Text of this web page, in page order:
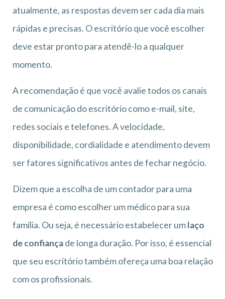
atualmente, as respostas devem ser cada dia mais
rápidas e precisas. O escritório que você escolher
deve estar pronto para atendê-lo a qualquer
momento.
A recomendação é que você avalie todos os canais
de comunicação do escritório como e-mail, site,
redes sociais e telefones. A velocidade,
disponibilidade, cordialidade e atendimento devem
ser fatores significativos antes de fechar negócio.
Dizem que a escolha de um contador para uma
empresa é como escolher um médico para sua
família. Ou seja, é necessário estabelecer umlaço
de confiançade longa duração. Por isso, é essencial
que seu escritório também ofereça uma boa relação
com os profissionais.